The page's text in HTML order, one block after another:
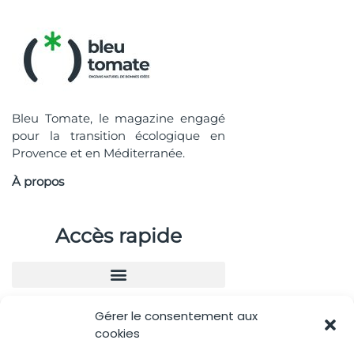
Gérer le consentement aux
cookies
Bleu Tomate, le magazine engagé
pour la transition écologique en
Provence et en Méditerranée.
À propos
Accès rapide
Nous contacter